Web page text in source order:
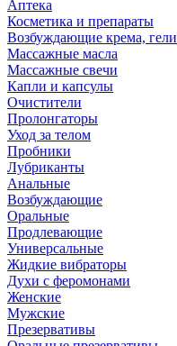
Аптека
Косметика и препараты
Возбуждающие крема, гели
Массажные масла
Массажные свечи
Капли и капсулы
Очистители
Пролонгаторы
Уход за телом
Пробники
Лубриканты
Анальные
Возбуждающие
Оральные
Продлевающие
Универсальные
Жидкие вибраторы
Духи с феромонами
Женские
Мужские
Презервативы